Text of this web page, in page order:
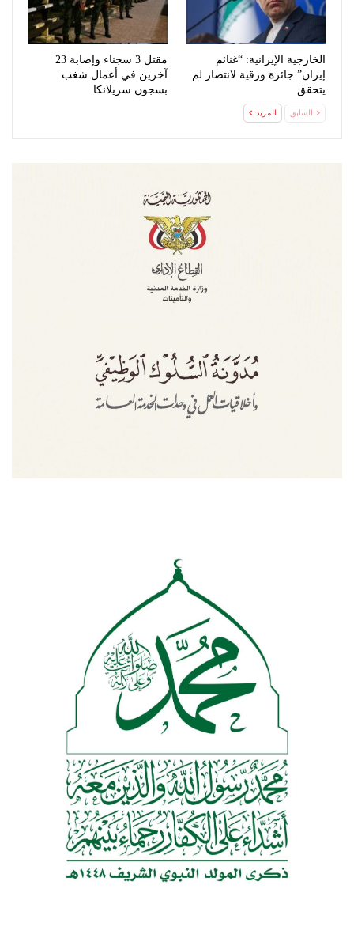
الخارجية الإيرانية: “غنائم
إيران” جائزة ورقية لانتصار لم
يتحقق
مقتل 3 سجناء وإصابة 23
آخرين في أعمال شغب
بسجون سريلانكا
السابق المزيد